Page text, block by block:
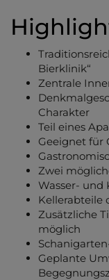
Bierklinik“
Zentrale
Charakter
Teil eines
Geeignet für
Zwei
Wasser- und
Kellerabteile
Zusätzliche
möglich
Geplante